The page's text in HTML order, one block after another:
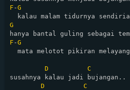
F -G
G
F -G
  mata melotot pikiran melayang
D
C
susahnya kalau jadi bujangan..
D
C